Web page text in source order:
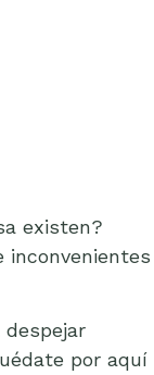
existen?
inconvenientes
por aquí